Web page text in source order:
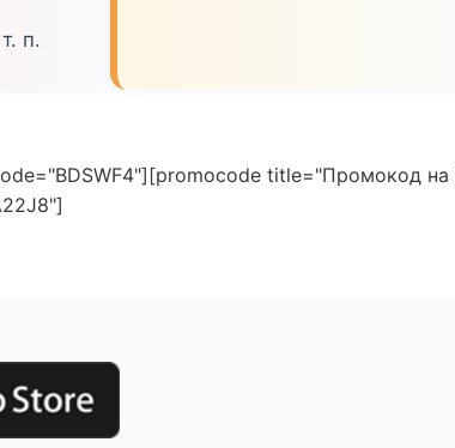
п.
title="Промокод на